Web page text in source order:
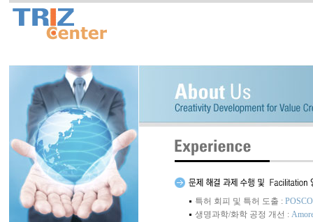
특허 회피 및 특허 도출 :
생명과학/화학 공정 개선 :